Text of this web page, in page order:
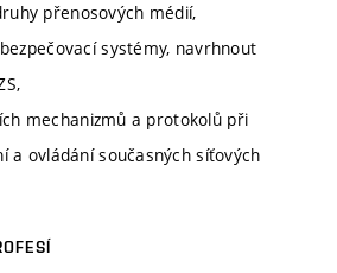
přenosových médií,
systémy, navrhnout
mechanizmů a protokolů při
a ovládání současných síťových